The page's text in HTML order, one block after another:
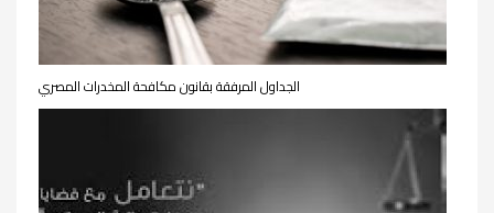
الجداول المرفقة بقانون مكافحة المخدرات المصري